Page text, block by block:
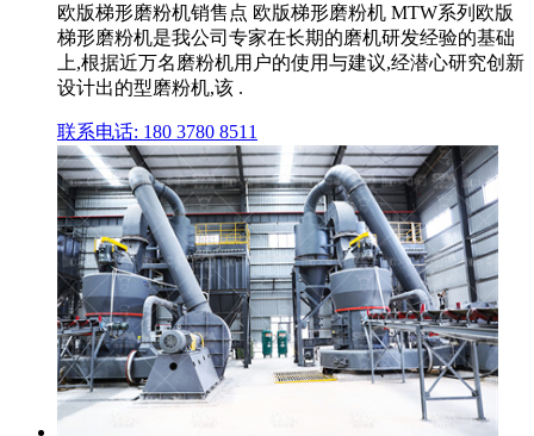
欧版梯形磨粉机销售点 欧版梯形磨粉机 MTW系列欧版
梯形磨粉机是我公司专家在长期的磨机研发经验的基础
上,根据近万名磨粉机用户的使用与建议,经潜心研究创新
设计出的型磨粉机,该 .
联系电话: 180 3780 8511